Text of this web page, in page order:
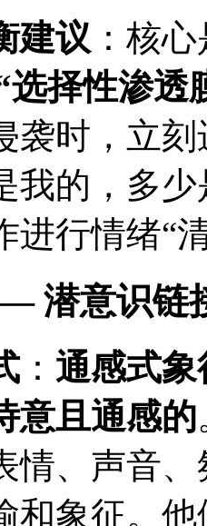
建议 ：核
选择性渗透
袭时，立
我的，多
进行情绪“
潜意识链
： 通感式象
意且通感的
、声音
和象征。